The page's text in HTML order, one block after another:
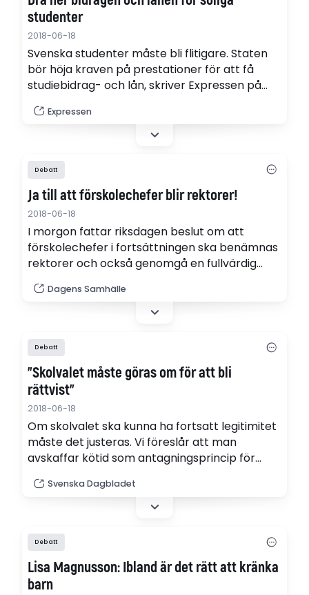
studenter
2018-06-18
Svenska studenter måste bli flitigare. Staten
bör höja kraven på prestationer för att få
studiebidrag- och lån, skriver Expressen på
Expressen
Debatt
Ja till att förskolechefer blir rektorer!
2018-06-18
I morgon fattar riksdagen beslut om att
förskolechefer i fortsättningen ska benämnas
rektorer och också genomgå en fullvärdig
ett efterlängtat erkännande av
förskolechefens kompetens och ansvar,
Lärarförbundet.
Dagens Samhälle
Debatt
”Skolvalet måste göras om för att bli
rättvist”
2018-06-18
Om skolvalet ska kunna ha fortsatt legitimitet
måste det justeras. Vi föreslår att man
avskaffar kötid som antagningsprincip för
till både kommunala och fristående skolor.
Det skriver Anna Ekström (S) och Åsa Fahlén,
Svenska Dagbladet
Debatt
Lisa Magnusson: Ibland är det rätt att kränka
barn